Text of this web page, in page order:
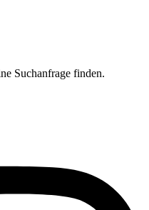
Suchanfrage finden.